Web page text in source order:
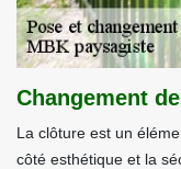
Changement
La clôture est un
côté esthétique et la